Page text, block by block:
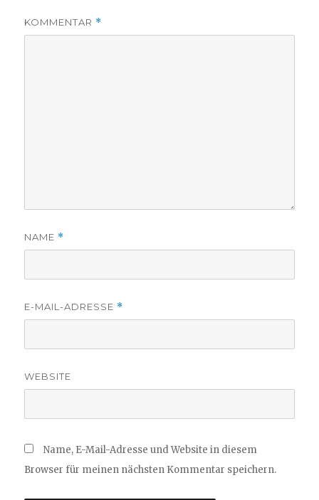
KOMMENTAR *
NAME *
E-MAIL-ADRESSE *
WEBSITE
Name, E-Mail-Adresse und Website in diesem
Browser für meinen nächsten Kommentar speichern.